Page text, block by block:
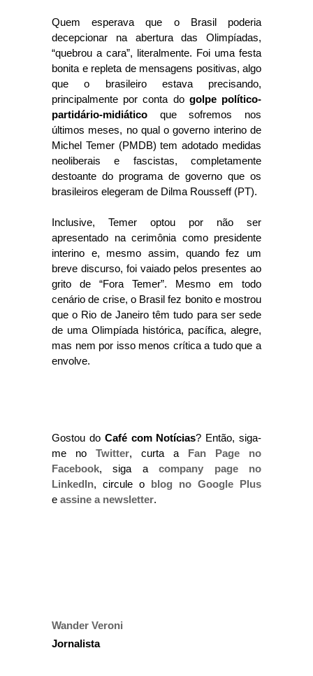
Quem esperava que o Brasil poderia
decepcionar na abertura das Olimpíadas,
“quebrou a cara”, literalmente. Foi uma festa
bonita e repleta de mensagens positivas, algo
que o brasileiro estava precisando,
principalmente por conta do golpe político-
partidário-midiático que sofremos nos
últimos meses, no qual o governo interino de
Michel Temer (PMDB) tem adotado medidas
neoliberais e fascistas, completamente
destoante do programa de governo que os
brasileiros elegeram de Dilma Rousseff (PT).
Inclusive, Temer optou por não ser
apresentado na cerimônia como presidente
interino e, mesmo assim, quando fez um
breve discurso, foi vaiado pelos presentes ao
grito de “Fora Temer”. Mesmo em todo
cenário de crise, o Brasil fez bonito e mostrou
que o Rio de Janeiro têm tudo para ser sede
de uma Olimpíada histórica, pacífica, alegre,
mas nem por isso menos crítica a tudo que a
envolve.
Gostou do Café com Notícias? Então, siga-
me no Twitter, curta a Fan Page no
Facebook, siga acompany page no
LinkedIn, circule o blog no Google Plus
e assine a newsletter.
Wander Veroni
Jornalista